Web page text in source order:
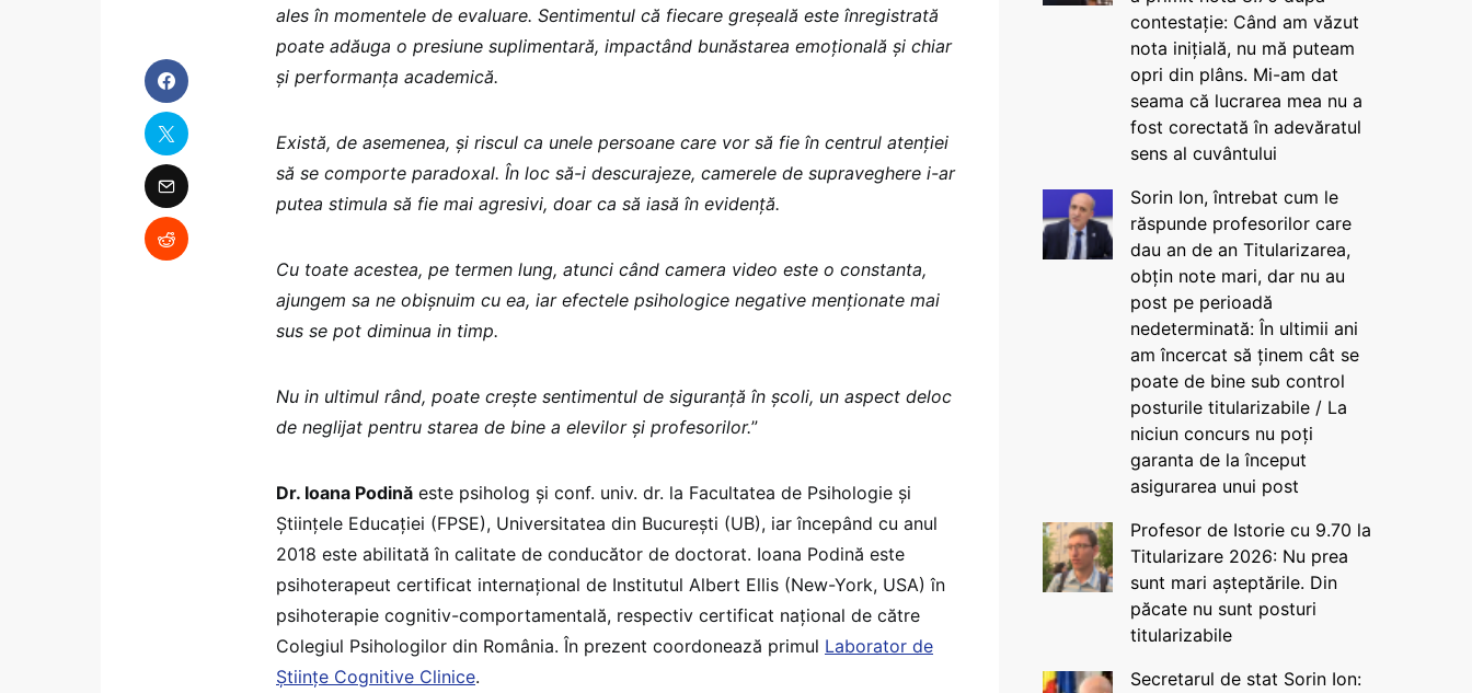
ales în momentele de evaluare. Sentimentul că fiecare greșeală este înregistrată
poate adăuga o presiune suplimentară, impactând bunăstarea emoțională și chiar
și performanța academică.
Există, de asemenea, și riscul ca unele persoane care vor să fie în centrul atenției
să se comporte paradoxal. În loc să-i descurajeze, camerele de supraveghere i-ar
putea stimula să fie mai agresivi, doar ca să iasă în evidență.
Cu toate acestea, pe termen lung, atunci când camera video este o constanta,
ajungem sa ne obișnuim cu ea, iar efectele psihologice negative menționate mai
sus se pot diminua in timp.
Nu in ultimul rând, poate crește sentimentul de siguranță în școli, un aspect deloc
de neglijat pentru starea de bine a elevilor și profesorilor.”
Dr. Ioana Podină este psiholog și conf. univ. dr. la Facultatea de Psihologie și
Științele Educației (FPSE), Universitatea din București (UB), iar începând cu anul
2018 este abilitată în calitate de conducător de doctorat. Ioana Podină este
psihoterapeut certificat internațional de Institutul Albert Ellis (New-York, USA) în
psihoterapie cognitiv-comportamentală, respectiv certificat național de către
Colegiul Psihologilor din România. În prezent coordonează primul Laborator de
Științe Cognitive Clinice.
contestație: Când am văzut
nota inițială, nu mă puteam
opri din plâns. Mi-am dat
seama că lucrarea mea nu a
fost corectată în adevăratul
sens al cuvântului
Sorin Ion, întrebat cum le
răspunde profesorilor care
dau an de an Titularizarea,
obțin note mari, dar nu au
post pe perioadă
nedeterminată: În ultimii ani
am încercat să ținem cât se
poate de bine sub control
posturile titularizabile / La
niciun concurs nu poți
garanta de la început
asigurarea unui post
Profesor de Istorie cu 9.70 la
Titularizare 2026: Nu prea
sunt mari așteptările. Din
păcate nu sunt posturi
titularizabile
Secretarul de stat Sorin Ion: